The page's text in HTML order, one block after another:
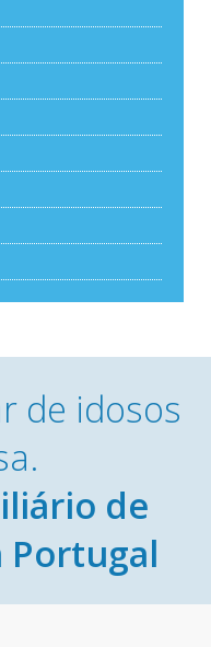
de idosos
de
Portugal